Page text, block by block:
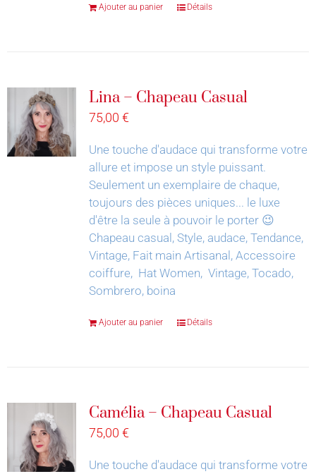
Ajouter au panier Détails
Lina – Chapeau Casual
75,00 €
Une touche d'audace qui transforme votre
allure et impose un style puissant.
Seulement un exemplaire de chaque,
toujours des pièces uniques... le luxe
d'être la seule à pouvoir le porter 😉
Chapeau casual, Style, audace, Tendance,
Vintage, Fait main Artisanal, Accessoire
coiffure, Hat Women, Vintage, Tocado,
Sombrero, boina
Ajouter au panier Détails
Camélia – Chapeau Casual
75,00 €
Une touche d'audace qui transforme votre